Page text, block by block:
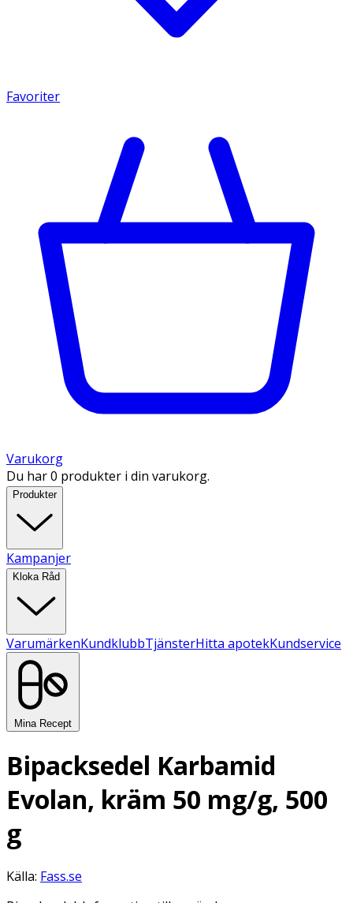
Favoriter
Varukorg
Du har 0 produkter i din varukorg.
Produkter
Kampanjer
Kloka Råd
VarumärkenKundklubbTjänsterHitta apotekKundservice
Mina Recept
Bipacksedel Karbamid
Evolan, kräm 50 mg/g, 500
g
Källa: Fass.se